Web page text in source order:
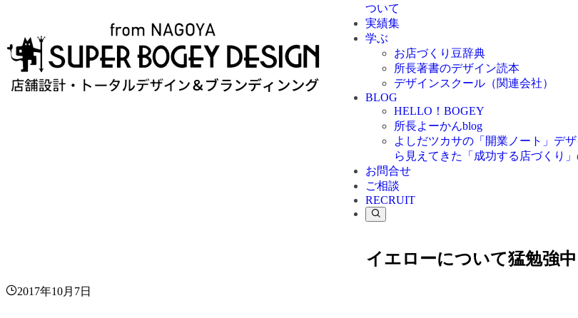
ついて
実績集
学ぶ
お店づくり豆辞典
所長著書のデザイン読本
デザインスクール（関連会社）
BLOG
HELLO！BOGEY
所長よーかんblog
よしだツカサの「開業ノート」 デ
ら見えてきた「成功する店づくり
お問合せ
ご相談
RECRUIT
イエローについて猛勉強中
2017年10月7日